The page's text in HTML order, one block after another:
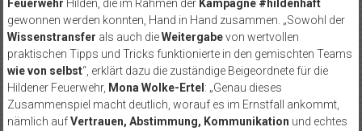
Feuerwehr Hilden, die im Rahmen der Kampagne #hildenhaft
gewonnen werden konnten, Hand in Hand zusammen. „Sowohl der
Wissenstransfer als auch dieWeitergabevon wertvollen
praktischen Tipps und Tricks funktionierte in den gemischten Teams
wie von selbst“, erklärt dazu die zuständige Beigeordnete für die
Hildener Feuerwehr, Mona Wolke-Ertel : „Genau dieses
Zusammenspiel macht deutlich, worauf es im Ernstfall ankommt,
nämlich aufVertrauen, Abstimmung, Kommunikation und echtes